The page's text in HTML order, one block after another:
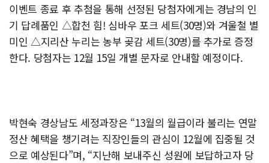
이벤트 종료 후 추첨을 통해 선정된 당첨자에게는 경남의 인
기 답례품인 △합천 힘! 심바우 포크 세트(30명)와 겨울철 별
미인 △지리산 누리는 농부 곶감 세트(30명)를 추가로 증정
한다. 당첨자는 12월 15일 개별 문자로 안내할 예정이다.
박현숙 경상남도 세정과장은 “13월의 월급이라 불리는 연말
정산 혜택을 챙기려는 직장인들의 관심이 12월에 집중될 것
으로 예상된다”며, “지난해 보내주신 성원에 보답하고자 당